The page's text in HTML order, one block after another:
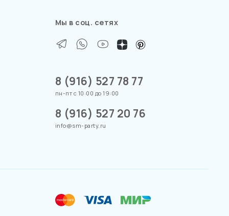
Мы в соц. сетях
8 (916) 527 78 77
пн-пт с 10:00 до 19:00
8 (916) 527 20 76
info@sm-party.ru